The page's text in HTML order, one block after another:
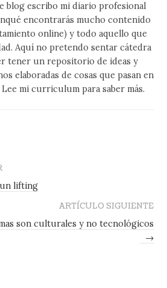
blog escribo mi diario profesional
encontrarás mucho contenido
online) y todo aquello que
Aquí no pretendo sentar cátedra
tener un repositorio de ideas y
elaboradas de cosas que pasan en
mi curriculum para saber más.
un lifting
ARTÍCULO SIGUIENTE
son culturales y no tecnológicos
→